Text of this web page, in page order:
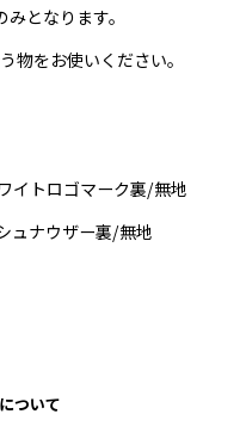
となります。
物をお使いください。
イトロゴマーク裏/無地
ュナウザー裏/無地
ついて